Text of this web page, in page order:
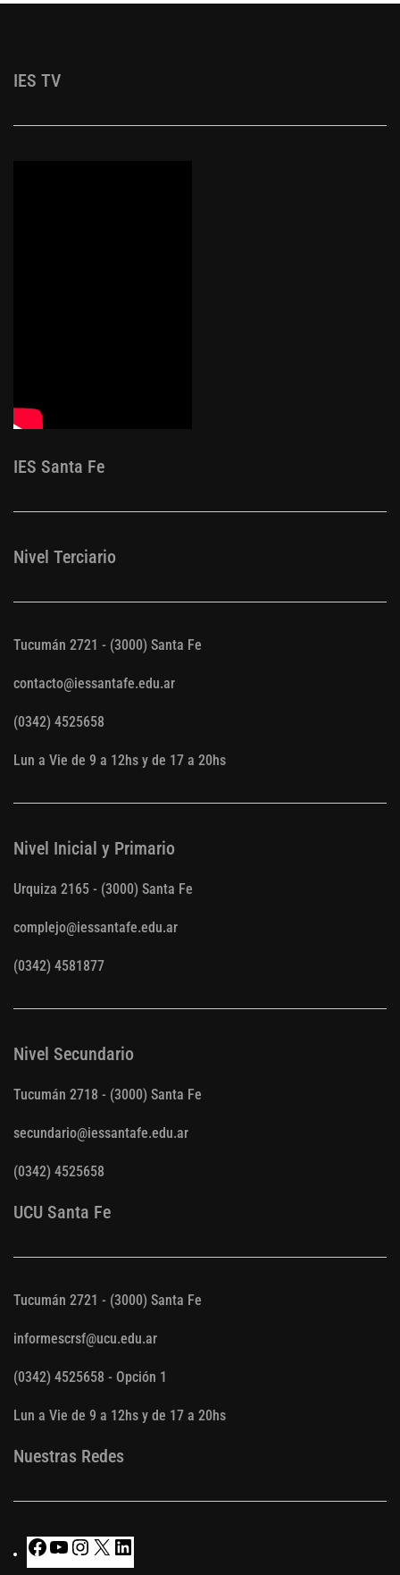
IES TV
IES Santa Fe
Nivel Terciario
Tucumán 2721 - (3000) Santa Fe
contacto@iessantafe.edu.ar
(0342) 4525658
Lun a Vie de 9 a 12hs y de 17 a 20hs
Nivel Inicial y Primario
Urquiza 2165 - (3000) Santa Fe
complejo@iessantafe.edu.ar
(0342) 4581877
Nivel Secundario
Tucumán 2718 - (3000) Santa Fe
secundario@iessantafe.edu.ar
(0342) 4525658
UCU Santa Fe
Tucumán 2721 - (3000) Santa Fe
informescrsf@ucu.edu.ar
(0342) 4525658 - Opción 1
Lun a Vie de 9 a 12hs y de 17 a 20hs
Nuestras Redes